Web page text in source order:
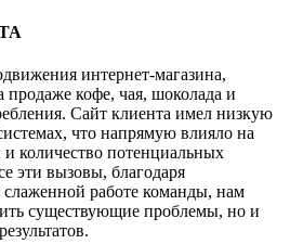
интернет-магазина,
кофе, чая, шоколада и
Сайт клиента имел низкую
что напрямую влияло на
и количество потенциальных
эти вызовы, благодаря
работе команды, нам
существующие проблемы, но и